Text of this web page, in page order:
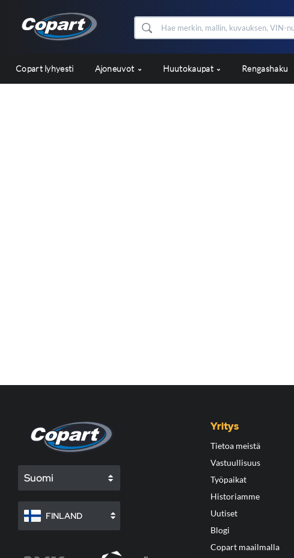
Copart lyhyesti Ajoneuvot Huutokaupat Rengashaku
Suomi
FINLAND
Yritys
Tietoa meistä
Vastuullisuus
Työpaikat
Historiamme
Uutiset
Blogi
Copart maailmalla